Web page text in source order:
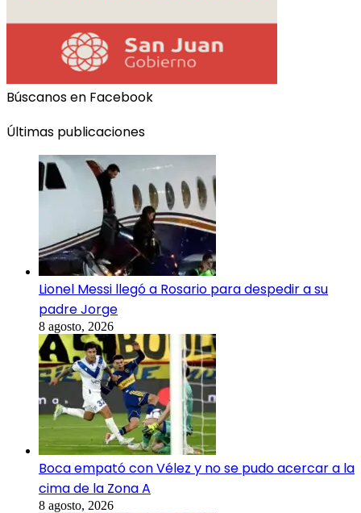
Búscanos en Facebook
Últimas publicaciones
Lionel Messi llegó a Rosario para despedir a su
padre Jorge
8 agosto, 2026
Boca empató con Vélez y no se pudo acercar a la
cima de la Zona A
8 agosto, 2026